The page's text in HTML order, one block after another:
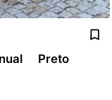
Preto